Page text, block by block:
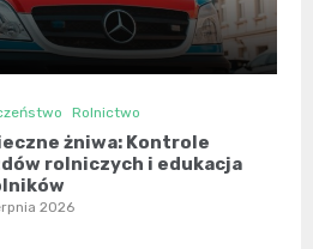
Rolnictwo
żniwa: Kontrole
rolniczych i edukacja
2026